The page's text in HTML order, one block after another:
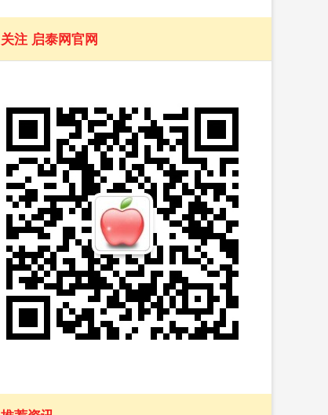
关注 启泰网官网